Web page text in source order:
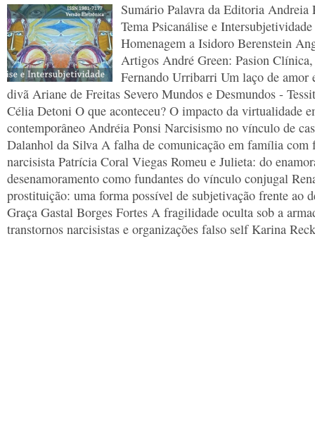
Sumário Palavra da Editoria Andreia
Tema Psicanálise e
Homenagem a Isidoro Berenstein
Artigos André Green: Pasion
Fernando Urribarri Um laço de amor
divã Ariane de Freitas Severo Mundos e Desmundos -
Célia Detoni O que aconteceu? O impacto da virtualidade
contemporâneo Andréia Ponsi Narcisismo no vínculo de
Dalanhol da Silva A falha de comunicação em família com
narcisista Patrícia Coral Viegas Romeu e Julieta: do
desenamoramento como fundantes do vínculo conjugal
prostituição: uma forma possível de subjetivação frente ao
Graça Gastal Borges Fortes A fragilidade oculta sob a
transtornos narcisistas e organizações falso self Karina